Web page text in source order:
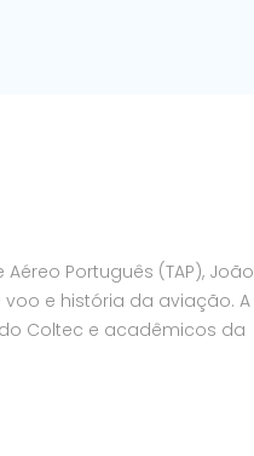
Português (TAP), João
e história da aviação. A
Coltec e acadêmicos da